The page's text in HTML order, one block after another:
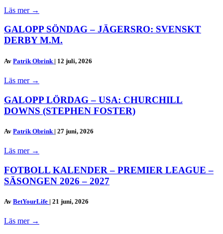
Läs mer →
GALOPP SÖNDAG – JÄGERSRO: SVENSKT
DERBY M.M.
Av Patrik Obrink | 12 juli, 2026
Läs mer →
GALOPP LÖRDAG – USA: CHURCHILL
DOWNS (STEPHEN FOSTER)
Av Patrik Obrink | 27 juni, 2026
Läs mer →
FOTBOLL KALENDER – PREMIER LEAGUE –
SÄSONGEN 2026 – 2027
Av BetYourLife | 21 juni, 2026
Läs mer →